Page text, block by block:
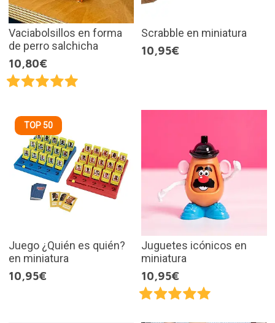
Vaciabolsillos en forma
de perro salchicha
10,80€
Scrabble en miniatura
10,95€
TOP 50
Juego ¿Quién es quién?
en miniatura
10,95€
Juguetes icónicos en
miniatura
10,95€